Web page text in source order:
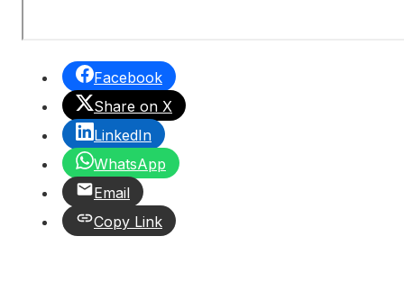
Facebook
Share on X
LinkedIn
WhatsApp
Email
Copy Link